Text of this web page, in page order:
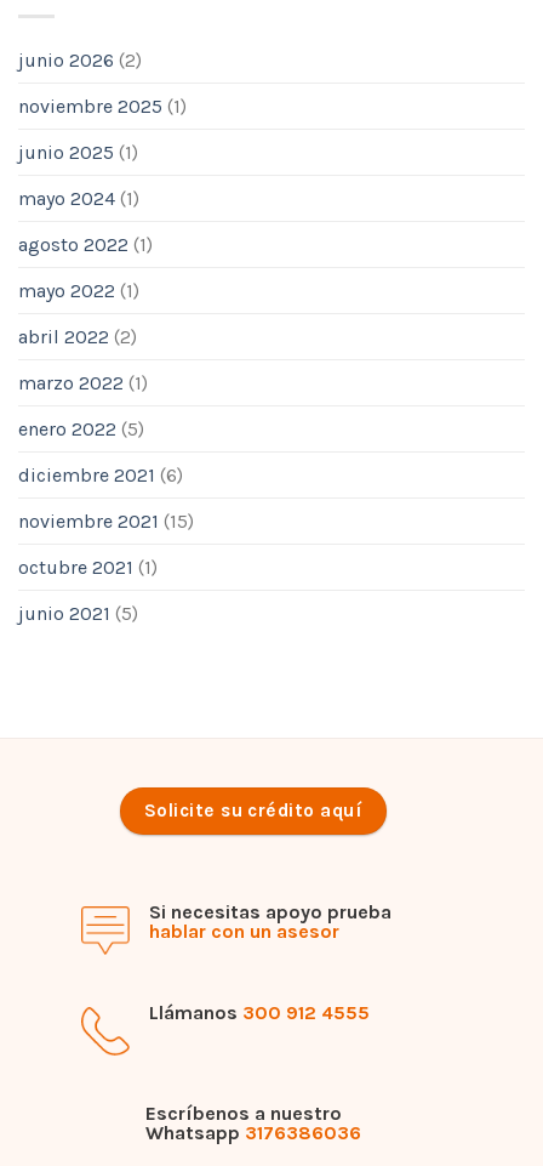
junio 2026 (2)
noviembre 2025 (1)
junio 2025 (1)
mayo 2024 (1)
agosto 2022 (1)
mayo 2022 (1)
abril 2022 (2)
marzo 2022 (1)
enero 2022 (5)
diciembre 2021 (6)
noviembre 2021 (15)
octubre 2021 (1)
junio 2021 (5)
Solicite su crédito aquí
Si necesitas apoyo prueba
hablar con un asesor
Llámanos 300 912 4555
Escríbenos a nuestro
Whatsapp 3176386036